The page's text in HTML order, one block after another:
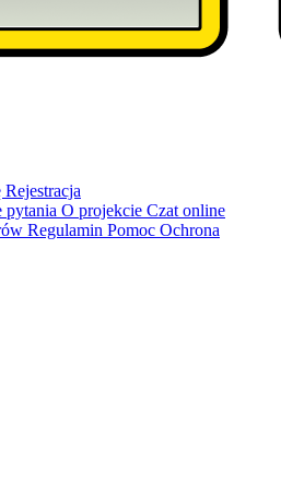
Rejestracja
pytania O projekcie Czat online
Regulamin Pomoc Ochrona